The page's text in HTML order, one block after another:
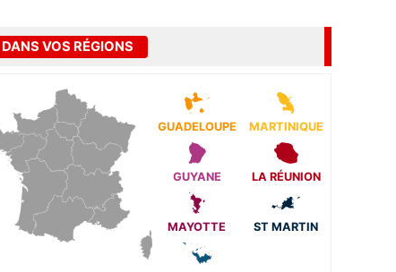
DANS VOS RÉGIONS
GUADELOUPE MARTINIQUE
GUYANE LA RÉUNION
MAYOTTE ST MARTIN